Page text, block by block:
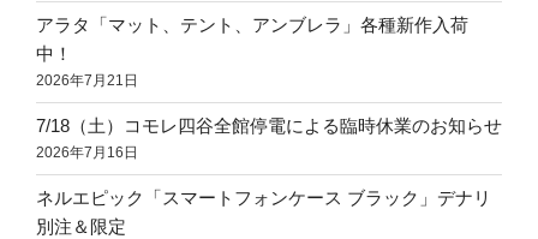
アラタ「マット、テント、アンブレラ」各種新作入荷
中！
2026年7月21日
7/18（土）コモレ四谷全館停電による臨時休業のお知らせ
2026年7月16日
ネルエピック「スマートフォンケース ブラック」デナリ
別注＆限定